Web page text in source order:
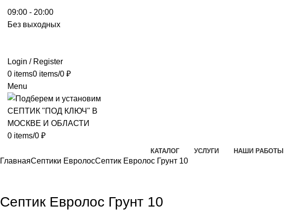
09:00 - 20:00
Без выходных
Login / Register
0 items0 items/0 ₽
Menu
0 items/0 ₽
КАТАЛОГ УСЛУГИ НАШИ РАБОТЫ
ГлавнаяСептики ЕвролосСептик Евролос Грунт 10
Септик Евролос Грунт 10